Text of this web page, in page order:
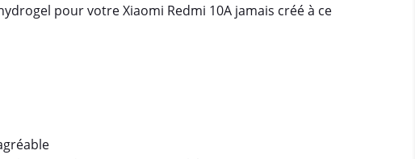
pour votre Xiaomi Redmi 10A jamais créé à ce